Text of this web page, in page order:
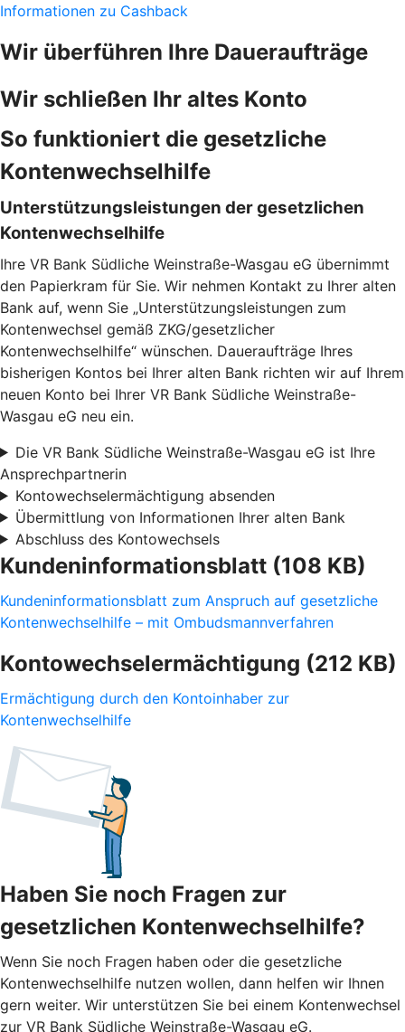
Informationen zu Cashback
Wir überführen Ihre Daueraufträge
Wir schließen Ihr altes Konto
So funktioniert die gesetzliche
Kontenwechselhilfe
Unterstützungsleistungen der gesetzlichen
Kontenwechselhilfe
Ihre VR Bank Südliche Weinstraße-Wasgau eG übernimmt
den Papierkram für Sie. Wir nehmen Kontakt zu Ihrer alten
Bank auf, wenn Sie „Unterstützungsleistungen zum
Kontenwechsel gemäß ZKG/gesetzlicher
Kontenwechselhilfe“ wünschen. Daueraufträge Ihres
bisherigen Kontos bei Ihrer alten Bank richten wir auf Ihrem
neuen Konto bei Ihrer VR Bank Südliche Weinstraße-
Wasgau eG neu ein.
Die VR Bank Südliche Weinstraße-Wasgau eG ist Ihre
Ansprechpartnerin
Kontowechselermächtigung absenden
Übermittlung von Informationen Ihrer alten Bank
Abschluss des Kontowechsels
Kundeninformationsblatt (108 KB)
Kundeninformationsblatt zum Anspruch auf gesetzliche
Kontenwechselhilfe – mit Ombudsmannverfahren
Kontowechselermächtigung (212 KB)
Ermächtigung durch den Kontoinhaber zur
Kontenwechselhilfe
Haben Sie noch Fragen zur
gesetzlichen Kontenwechselhilfe?
Wenn Sie noch Fragen haben oder die gesetzliche
Kontenwechselhilfe nutzen wollen, dann helfen wir Ihnen
gern weiter. Wir unterstützen Sie bei einem Kontenwechsel
zur VR Bank Südliche Weinstraße-Wasgau eG.